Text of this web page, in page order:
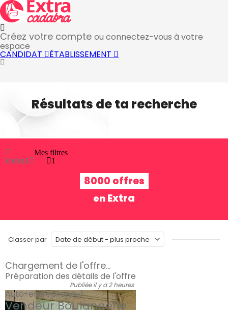
Créez votre compte ou connectez-vous à votre
espace
CANDIDAT ÉTABLISSEMENT
Résultats de ta recherche
Extra1
Mes filtres
1
8000 offres
en Extra
Classer par
Chargement de l'offre...
Préparation des détails de l'offre
Publiée il y a 2 heures
Auto-entrepreneur
Vendeur Boulangerie